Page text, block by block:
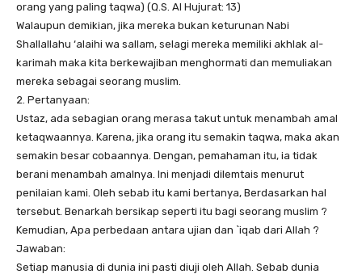
orang yang paling taqwa) (Q.S. Al Hujurat: 13)
Walaupun demikian, jika mereka bukan keturunan Nabi
Shallallahu ‘alaihi wa sallam, selagi mereka memiliki akhlak al-
karimah maka kita berkewajiban menghormati dan memuliakan
mereka sebagai seorang muslim.
2. Pertanyaan:
Ustaz, ada sebagian orang merasa takut untuk menambah amal
ketaqwaannya. Karena, jika orang itu semakin taqwa, maka akan
semakin besar cobaannya. Dengan, pemahaman itu, ia tidak
berani menambah amalnya. Ini menjadi dilemtais menurut
penilaian kami. Oleh sebab itu kami bertanya, Berdasarkan hal
tersebut. Benarkah bersikap seperti itu bagi seorang muslim ?
Kemudian, Apa perbedaan antara ujian dan `iqab dari Allah ?
Jawaban:
Setiap manusia di dunia ini pasti diuji oleh Allah. Sebab dunia